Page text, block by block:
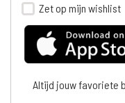
Zet op mijn wishlist
Altijd jouw favoriete